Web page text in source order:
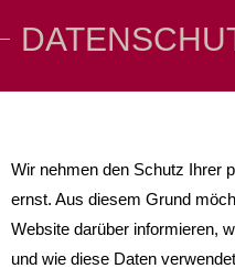
Wir nehmen den Schutz Ihrer
ernst. Aus diesem Grund
Website darüber informieren,
und wie diese Daten